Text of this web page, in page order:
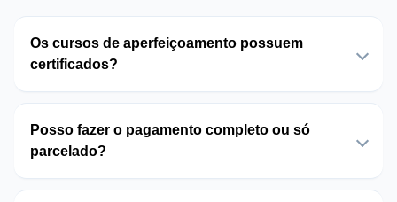
Os cursos de aperfeiçoamento possuem
certificados?
Posso fazer o pagamento completo ou só
parcelado?